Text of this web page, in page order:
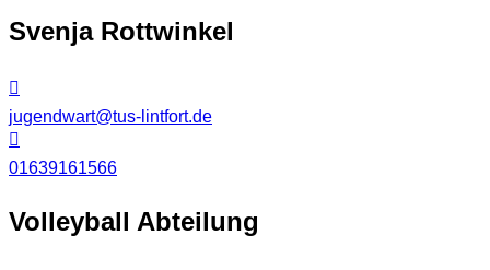
Svenja Rottwinkel
jugendwart@tus-lintfort.de
01639161566
Volleyball Abteilung